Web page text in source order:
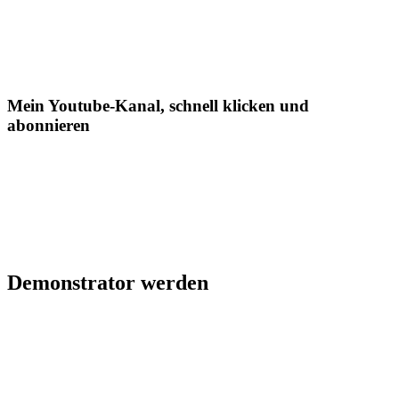
Mein Youtube-Kanal, schnell klicken und
abonnieren
Demonstrator werden